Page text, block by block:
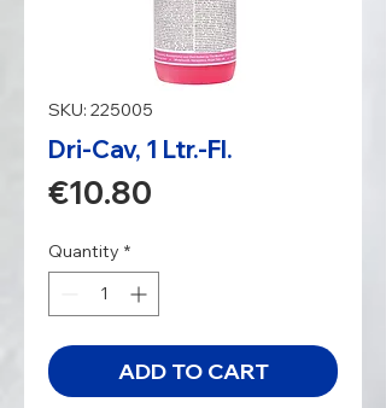
SKU: 225005
Dri-Cav, 1 Ltr.-Fl.
€10.80
Quantity *
ADD TO CART